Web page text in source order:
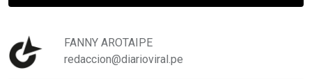
FANNY AROTAIPE
redaccion@diarioviral.pe